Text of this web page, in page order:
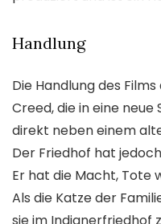
Handlung
Die Handlung des
Creed, die in eine neue
direkt neben einem
Der Friedhof hat
Er hat die Macht, Tote
Als die Katze der